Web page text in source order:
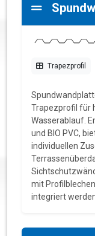
Trapezprofil
Trapezprofil für
Wasserablauf.
und BIO PVC,
individuellen
mit
integriert